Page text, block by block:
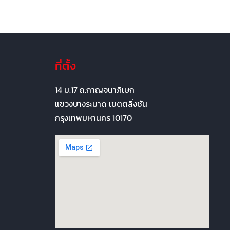
ที่ตั้ง
14 ม.17 ถ.กาญจนาภิเษก
แขวงบางระมาด เขตตลิ่งชัน
กรุงเทพมหานคร 10170